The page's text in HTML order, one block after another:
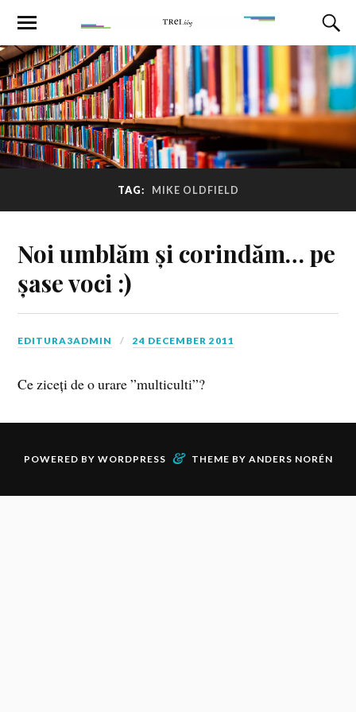
TAG: MIKE OLDFIELD
Noi umblăm și corindăm… pe
șase voci :)
EDITURA3ADMIN 24 DECEMBER 2011
Ce ziceți de o urare ”multiculti”?
POWERED BY WORDPRESS & THEME BY ANDERS NORÉN